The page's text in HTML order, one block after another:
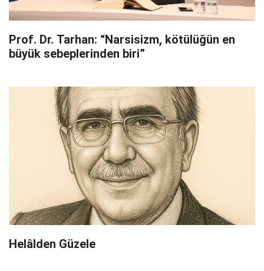
Prof. Dr. Tarhan: “Narsisizm, kötülüğün en
büyük sebeplerinden biri”
Helâlden Güzele